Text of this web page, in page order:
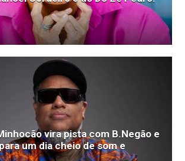
vira pista com B.Negão e
um dia cheio de som e